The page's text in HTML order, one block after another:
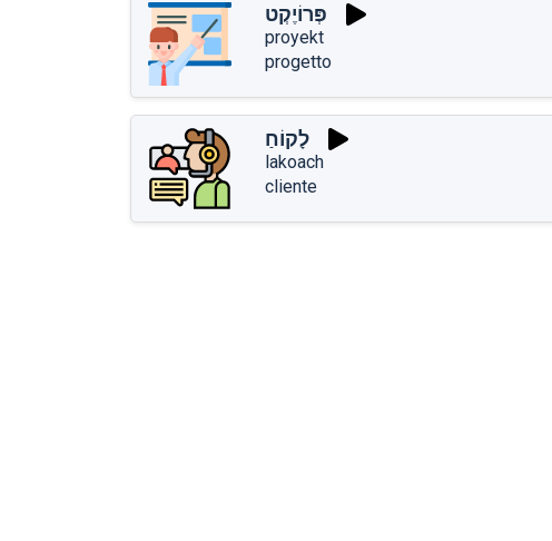
פְּרוֹיֶקְט
proyekt
progetto
לָקוֹחַ
lakoach
cliente